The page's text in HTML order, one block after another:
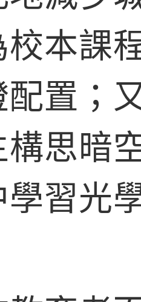
校本課
配置；
構思暗
學習光